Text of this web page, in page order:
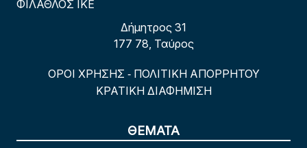
ΦΙΛΑΘΛΟΣ ΙΚΕ
Δήμητρος 31
177 78, Ταύρος
ΟΡΟΙ ΧΡΗΣΗΣ - ΠΟΛΙΤΙΚΗ ΑΠΟΡΡΗΤΟΥ
ΚΡΑΤΙΚΗ ΔΙΑΦΗΜΙΣΗ
ΘΕΜΑΤΑ